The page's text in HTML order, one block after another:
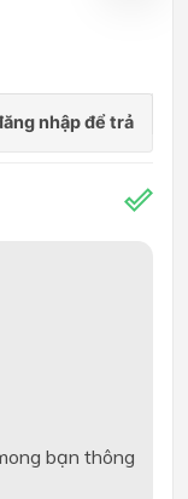
bạn thông